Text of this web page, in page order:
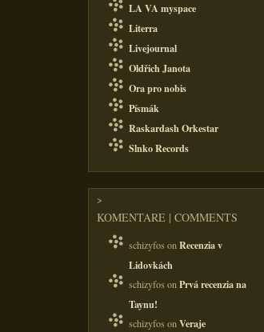
LA VA myspace
Literra
Livejournal
Oldřich Janota
Ora pro nobis
Písmák
Raskardash Orkestar
Slnko Records
>
KOMENTARE | COMMENTS
schizyfos onRecenzia v
Lidovkách
schizyfos onPrvá recenzia na
Taynu!
schizyfos onVeraje